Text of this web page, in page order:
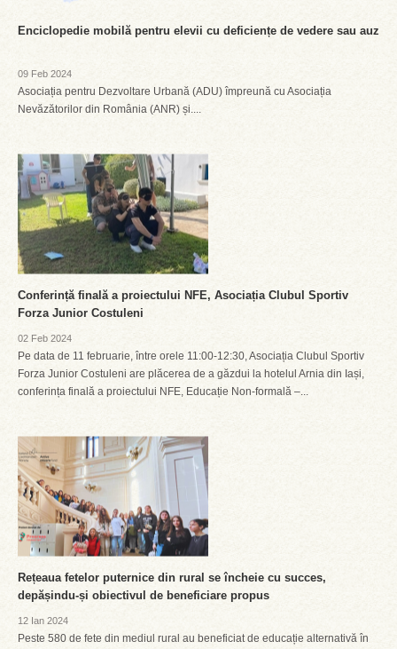
Enciclopedie mobilă pentru elevii cu deficiențe de vedere sau auz
09 Feb 2024
Asociația pentru Dezvoltare Urbană (ADU) împreună cu Asociația
Nevăzătorilor din România (ANR) și....
Conferință finală a proiectului NFE, Asociația Clubul Sportiv
Forza Junior Costuleni
02 Feb 2024
Pe data de 11 februarie, între orele 11:00-12:30, Asociația Clubul Sportiv
Forza Junior Costuleni are plăcerea de a găzdui la hotelul Arnia din Iași,
conferința finală a proiectului NFE, Educație Non-formală –...
Rețeaua fetelor puternice din rural se încheie cu succes,
depășindu-și obiectivul de beneficiare propus
12 Ian 2024
Peste 580 de fete din mediul rural au beneficiat de educație alternativă în